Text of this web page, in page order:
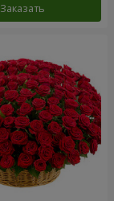
Заказать